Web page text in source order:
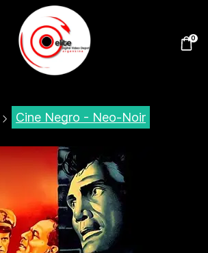
0
Cine Negro - Neo-Noir